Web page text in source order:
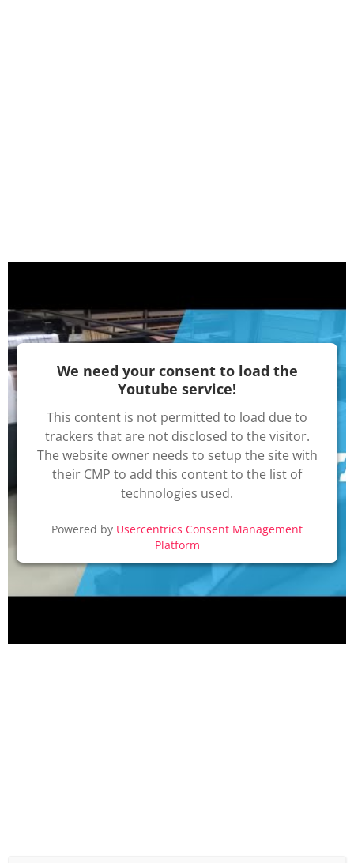
We need your consent to load the
Youtube service!
This content is not permitted to load due to
trackers that are not disclosed to the visitor.
The website owner needs to setup the site with
their CMP to add this content to the list of
technologies used.
Powered by Usercentrics Consent Management
Platform